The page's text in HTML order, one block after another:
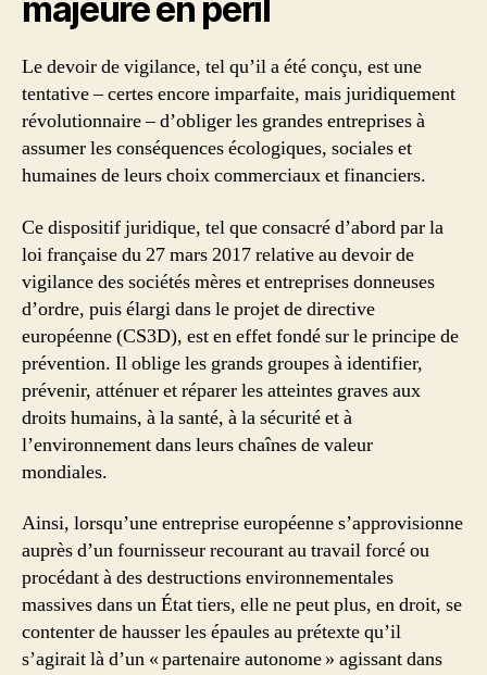
majeure en péril
Le devoir de vigilance, tel qu’il a été conçu, est une
tentative – certes encore imparfaite, mais juridiquement
révolutionnaire – d’obliger les grandes entreprises à
assumer les conséquences écologiques, sociales et
humaines de leurs choix commerciaux et financiers.
Ce dispositif juridique, tel que consacré d’abord par la
loi française du 27 mars 2017 relative au devoir de
vigilance des sociétés mères et entreprises donneuses
d’ordre, puis élargi dans le projet de directive
européenne (CS3D), est en effet fondé sur le principe de
prévention. Il oblige les grands groupes à identifier,
prévenir, atténuer et réparer les atteintes graves aux
droits humains, à la santé, à la sécurité et à
l’environnement dans leurs chaînes de valeur
mondiales.
Ainsi, lorsqu’une entreprise européenne s’approvisionne
auprès d’un fournisseur recourant au travail forcé ou
procédant à des destructions environnementales
massives dans un État tiers, elle ne peut plus, en droit, se
contenter de hausser les épaules au prétexte qu’il
s’agirait là d’un « partenaire autonome » agissant dans